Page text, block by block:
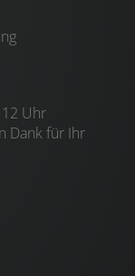
Uhr
Dank für Ihr